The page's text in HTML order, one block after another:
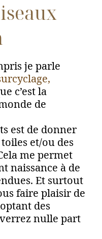
je parle
c’est la
de
est de donner
et/ou des
me permet
naissance à de
Et surtout
faire plaisir de
des
nulle part